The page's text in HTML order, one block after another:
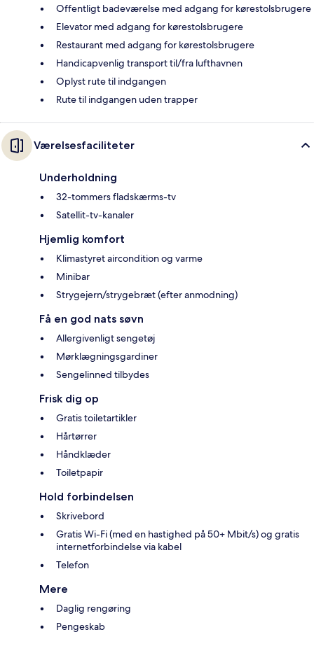
Offentligt badeværelse med adgang for kørestolsbrugere
Elevator med adgang for kørestolsbrugere
Restaurant med adgang for kørestolsbrugere
Handicapvenlig transport til/fra lufthavnen
Oplyst rute til indgangen
Rute til indgangen uden trapper
Værelsesfaciliteter
Underholdning
32-tommers fladskærms-tv
Satellit-tv-kanaler
Hjemlig komfort
Klimastyret aircondition og varme
Minibar
Strygejern/strygebræt (efter anmodning)
Få en god nats søvn
Allergivenligt sengetøj
Mørklægningsgardiner
Sengelinned tilbydes
Frisk dig op
Gratis toiletartikler
Hårtørrer
Håndklæder
Toiletpapir
Hold forbindelsen
Skrivebord
Gratis Wi-Fi (med en hastighed på 50+ Mbit/s) og gratis
internetforbindelse via kabel
Telefon
Mere
Daglig rengøring
Pengeskab